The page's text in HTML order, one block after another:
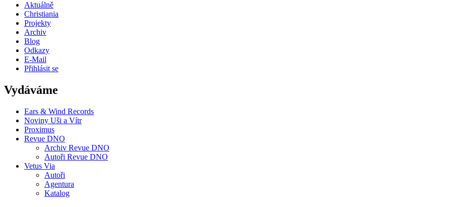
Aktuálně
Christiania
Projekty
Archiv
Blog
Odkazy
E-Mail
Přihlásit se
Vydáváme
Ears & Wind Records
Noviny Uši a Vítr
Proximus
Revue DNO
Archiv Revue DNO
Autoři Revue DNO
Vetus Via
Autoři
Agentura
Katalog